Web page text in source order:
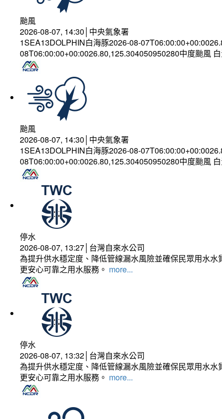
颱風
2026-08-07, 14:30│中央氣象署
1SEA13DOLPHIN白海豚2026-08-
08T06:00:00+00:0026.80,125.304050950280中度颱風
颱風
2026-08-07, 14:30│中央氣象署
1SEA13DOLPHIN白海豚2026-08-
08T06:00:00+00:0026.80,125.304050950280中度颱風
停水
2026-08-07, 13:27│台灣自來水公司
為提升供水穩定度、降低管線漏水風險並確保民眾用水
更安心可靠之用水服務。 more...
停水
2026-08-07, 13:32│台灣自來水公司
為提升供水穩定度、降低管線漏水風險並確保民眾用水
更安心可靠之用水服務。 more...